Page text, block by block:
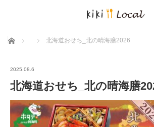
ホーム 北海道おせち_北の晴海膳2026
2025.08.6
北海道おせち_北の晴海膳